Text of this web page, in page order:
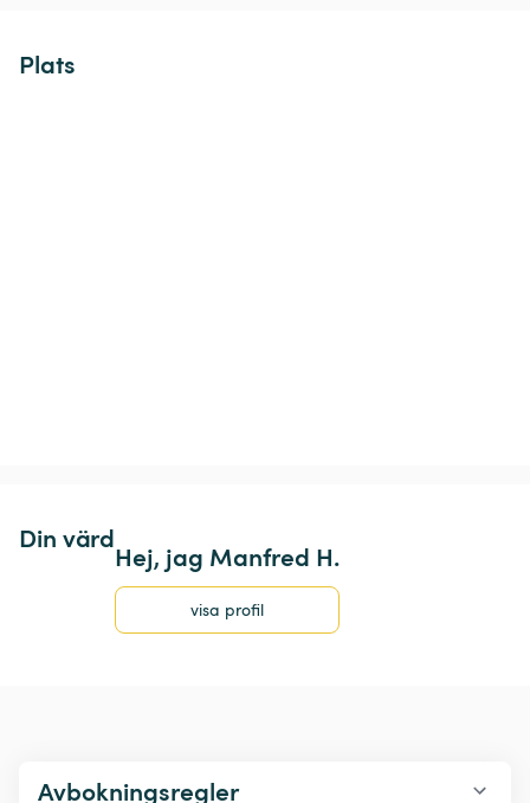
Plats
Din värd
Hej, jag Manfred H.
visa profil
Avbokningsregler